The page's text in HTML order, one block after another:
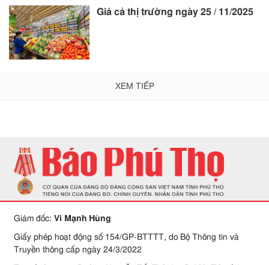
Giá cả thị trường ngày 25 / 11/2025
XEM TIẾP
Giám đốc: Vi Mạnh Hùng
Giấy phép hoạt động số 154/GP-BTTTT, do Bộ Thông tin và
Truyền thông cấp ngày 24/3/2022